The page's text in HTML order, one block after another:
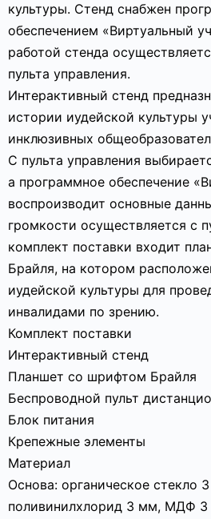
культуры. Стенд снабжен
обеспечением «Виртуальный
работой стенда
пульта управления.
Интерактивный стенд
истории иудейской культуры
инклюзивных
С пульта управления
а программное обеспечение
воспроизводит основные
громкости осуществляется с
комплект поставки входит
Брайля, на котором
иудейской культуры для
инвалидами по зрению.
Комплект поставки
Интерактивный стенд
Планшет со шрифтом Брайля
Беспроводной пульт
Блок питания
Крепежные элементы
Материал
Основа: органическое стекло
поливинилхлорид 3 мм, МДФ 3